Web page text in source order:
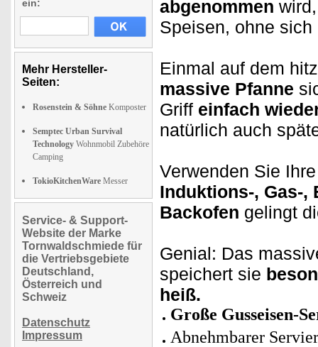
ein:
Mehr Hersteller-
Seiten:
Rosenstein & Söhne Komposter
Semptec Urban Survival
Technology Wohnmobil Zubehöre
Camping
TokioKitchenWare Messer
Service- & Support-
Website der Marke
Tornwaldschmiede für
die Vertriebsgebiete
Deutschland,
Österreich und
Schweiz
Datenschutz
Impressum
abgenommen
Speisen, ohne
Einmal auf dem
massive Pfanne
Griff einfach
natürlich auch
Verwenden Sie
Induktions-, Gas-,
Backofen gelingt
Genial: Das
speichert sie
heiß.
Große Gusseisen-
Abnehmbarer